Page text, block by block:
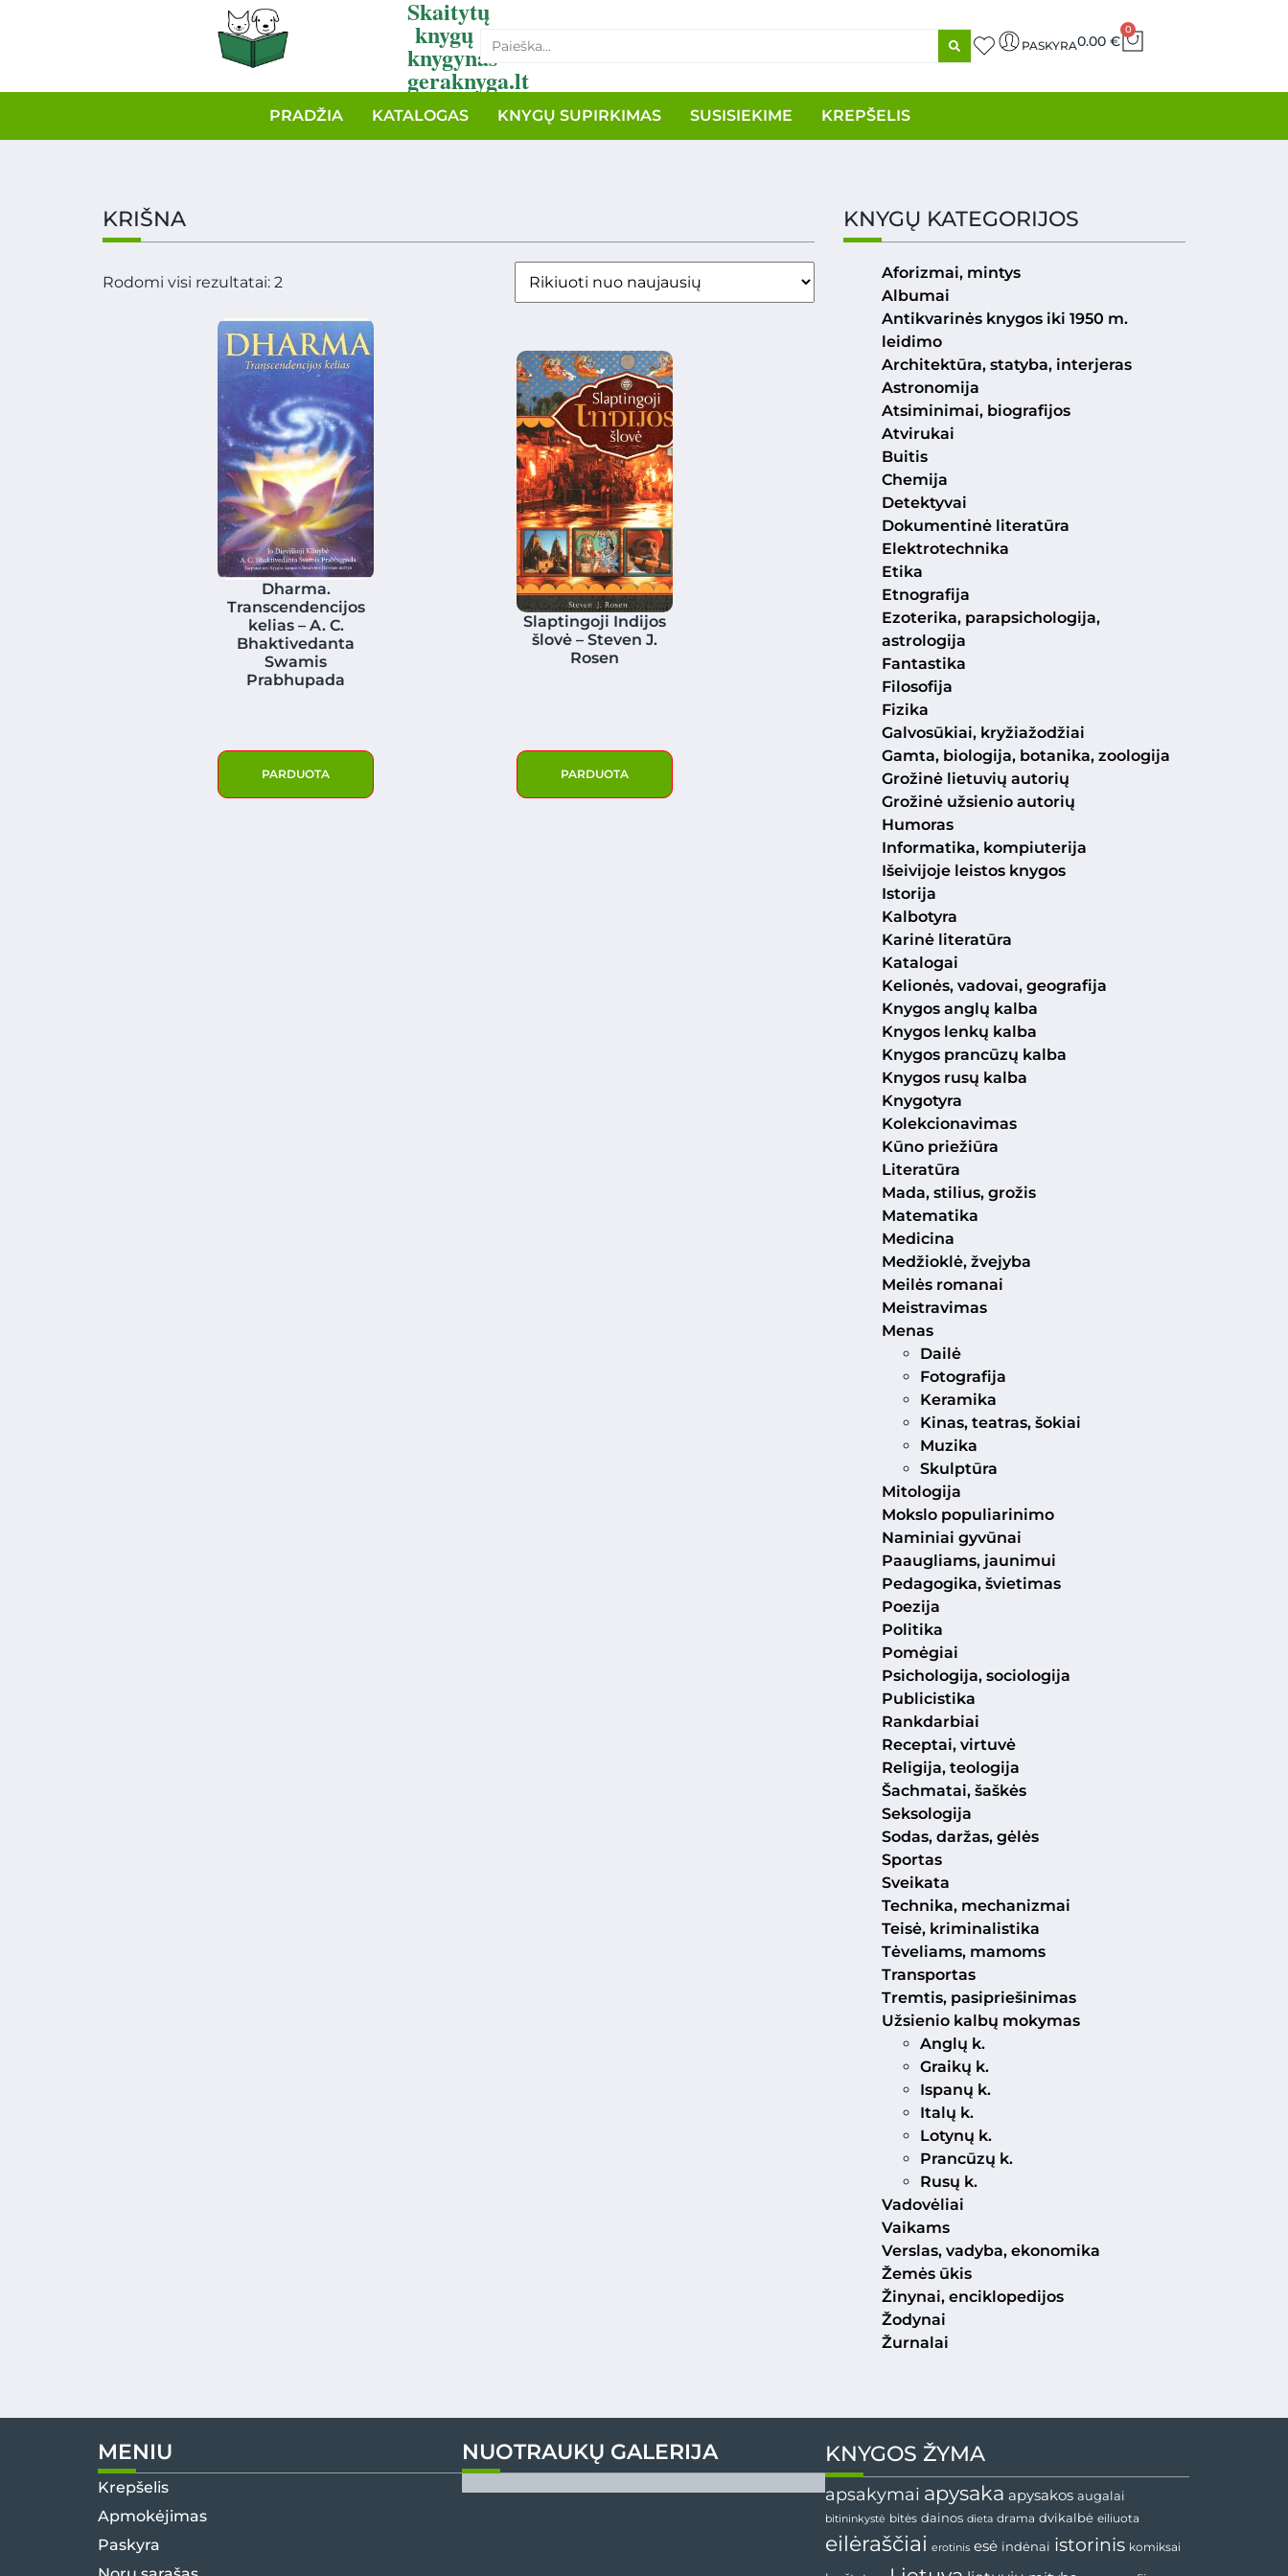
Skaitytų
knygų
knygynas
geraknyga.lt
PASKYRA0.00 €
0
PRADŽIA KATALOGAS KNYGŲ SUPIRKIMAS SUSISIEKIME KREPŠELIS
KRIŠNA
Rodomi visi rezultatai: 2
Dharma.
Transcendencijos
kelias – A. C.
Bhaktivedanta
Swamis
Prabhupada
PARDUOTA
Slaptingoji Indijos
šlovė – Steven J.
Rosen
PARDUOTA
KNYGŲ KATEGORIJOS
Aforizmai, mintys
Albumai
Antikvarinės knygos iki 1950 m.
leidimo
Architektūra, statyba, interjeras
Astronomija
Atsiminimai, biografijos
Atvirukai
Buitis
Chemija
Detektyvai
Dokumentinė literatūra
Elektrotechnika
Etika
Etnografija
Ezoterika, parapsichologija,
astrologija
Fantastika
Filosofija
Fizika
Galvosūkiai, kryžiažodžiai
Gamta, biologija, botanika, zoologija
Grožinė lietuvių autorių
Grožinė užsienio autorių
Humoras
Informatika, kompiuterija
Išeivijoje leistos knygos
Istorija
Kalbotyra
Karinė literatūra
Katalogai
Kelionės, vadovai, geografija
Knygos anglų kalba
Knygos lenkų kalba
Knygos prancūzų kalba
Knygos rusų kalba
Knygotyra
Kolekcionavimas
Kūno priežiūra
Literatūra
Mada, stilius, grožis
Matematika
Medicina
Medžioklė, žvejyba
Meilės romanai
Meistravimas
Menas
Dailė
Fotografija
Keramika
Kinas, teatras, šokiai
Muzika
Skulptūra
Mitologija
Mokslo populiarinimo
Naminiai gyvūnai
Paaugliams, jaunimui
Pedagogika, švietimas
Poezija
Politika
Pomėgiai
Psichologija, sociologija
Publicistika
Rankdarbiai
Receptai, virtuvė
Religija, teologija
Šachmatai, šaškės
Seksologija
Sodas, daržas, gėlės
Sportas
Sveikata
Technika, mechanizmai
Teisė, kriminalistika
Tėveliams, mamoms
Transportas
Tremtis, pasipriešinimas
Užsienio kalbų mokymas
Anglų k.
Graikų k.
Ispanų k.
Italų k.
Lotynų k.
Prancūzų k.
Rusų k.
Vadovėliai
Vaikams
Verslas, vadyba, ekonomika
Žemės ūkis
Žinynai, enciklopedijos
Žodynai
Žurnalai
MENIU
Krepšelis
Apmokėjimas
Paskyra
NUOTRAUKŲ GALERIJA KNYGOS ŽYMA
apsakymai apysaka apysakos augalai
bitininkystė bitės dainos dieta drama dvikalbė eiliuota
eilėraščiai erotinis esė indėnai istorinis komiksai